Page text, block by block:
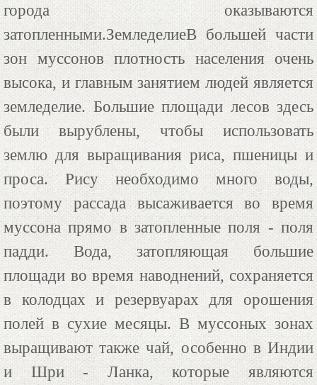
города оказываются
затопленными.ЗемледелиеВ большей части
зон муссонов плотность населения очень
высока, и главным занятием людей является
земледелие. Большие площади лесов здесь
были вырублены, чтобы использовать
землю для выращивания риса, пшеницы и
проса. Рису необходимо много воды,
поэтому рассада высаживается во время
муссона прямо в затопленные поля - поля
падди. Вода, затопляющая большие
площади во время наводнений, сохраняется
в колодцах и резервуарах для орошения
полей в сухие месяцы. В муссоных зонах
выращивают также чай, особенно в Индии
и Шри - Ланка, которые являются